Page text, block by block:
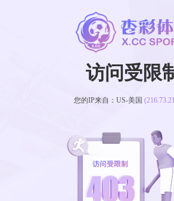
访问受限
您的IP来自：US-美国